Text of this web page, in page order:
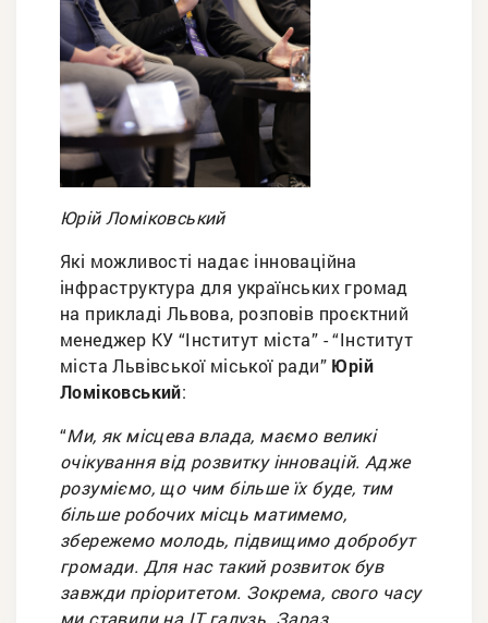
Юрій Ломіковський
Які можливості надає інноваційна
інфраструктура для українських громад
на прикладі Львова, розповів проєктний
менеджер КУ “Інститут міста” - “Інститут
міста Львівської міської ради” Юрій
Ломіковський:
“Ми, як місцева влада, маємо великі
очікування від розвитку інновацій. Адже
розуміємо, що чим більше їх буде, тим
більше робочих місць матимемо,
збережемо молодь, підвищимо добробут
громади. Для нас такий розвиток був
завжди пріоритетом. Зокрема, свого часу
ми ставили на ІТ галузь. Зараз